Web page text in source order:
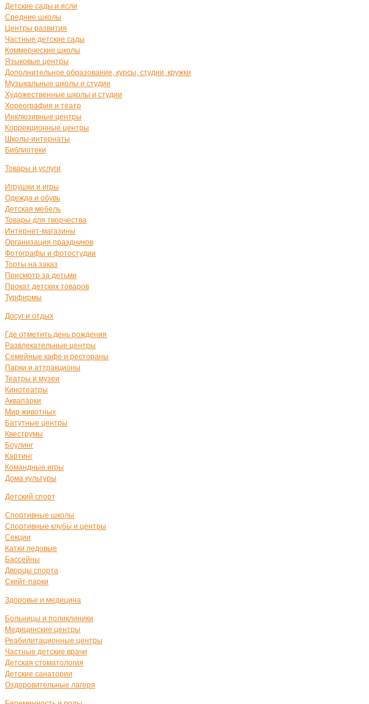
Детские сады и ясли
Средние школы
Центры развития
Частные детские сады
Коммерческие школы
Языковые центры
Дополнительное образование, курсы, студии, кружки
Музыкальные школы и студии
Художественные школы и студии
Хореография и театр
Инклюзивные центры
Коррекционные центры
Школы-интернаты
Библиотеки
Товары и услуги
Игрушки и игры
Одежда и обувь
Детская мебель
Товары для творчества
Интернет-магазины
Организация праздников
Фотографы и фотостудии
Торты на заказ
Присмотр за детьми
Прокат детских товаров
Турфирмы
Досуг и отдых
Где отметить день рождения
Развлекательные центры
Семейные кафе и рестораны
Парки и аттракционы
Театры и музеи
Кинотеатры
Аквапарки
Мир животных
Батутные центры
Квеструмы
Боулинг
Картинг
Командные игры
Дома культуры
Детский спорт
Спортивные школы
Спортивные клубы и центры
Секции
Катки ледовые
Бассейны
Дворцы спорта
Скейт-парки
Здоровье и медицина
Больницы и поликлиники
Медицинские центры
Реабилитационные центры
Частные детские врачи
Детская стоматология
Детские санатории
Оздоровительные лагеря